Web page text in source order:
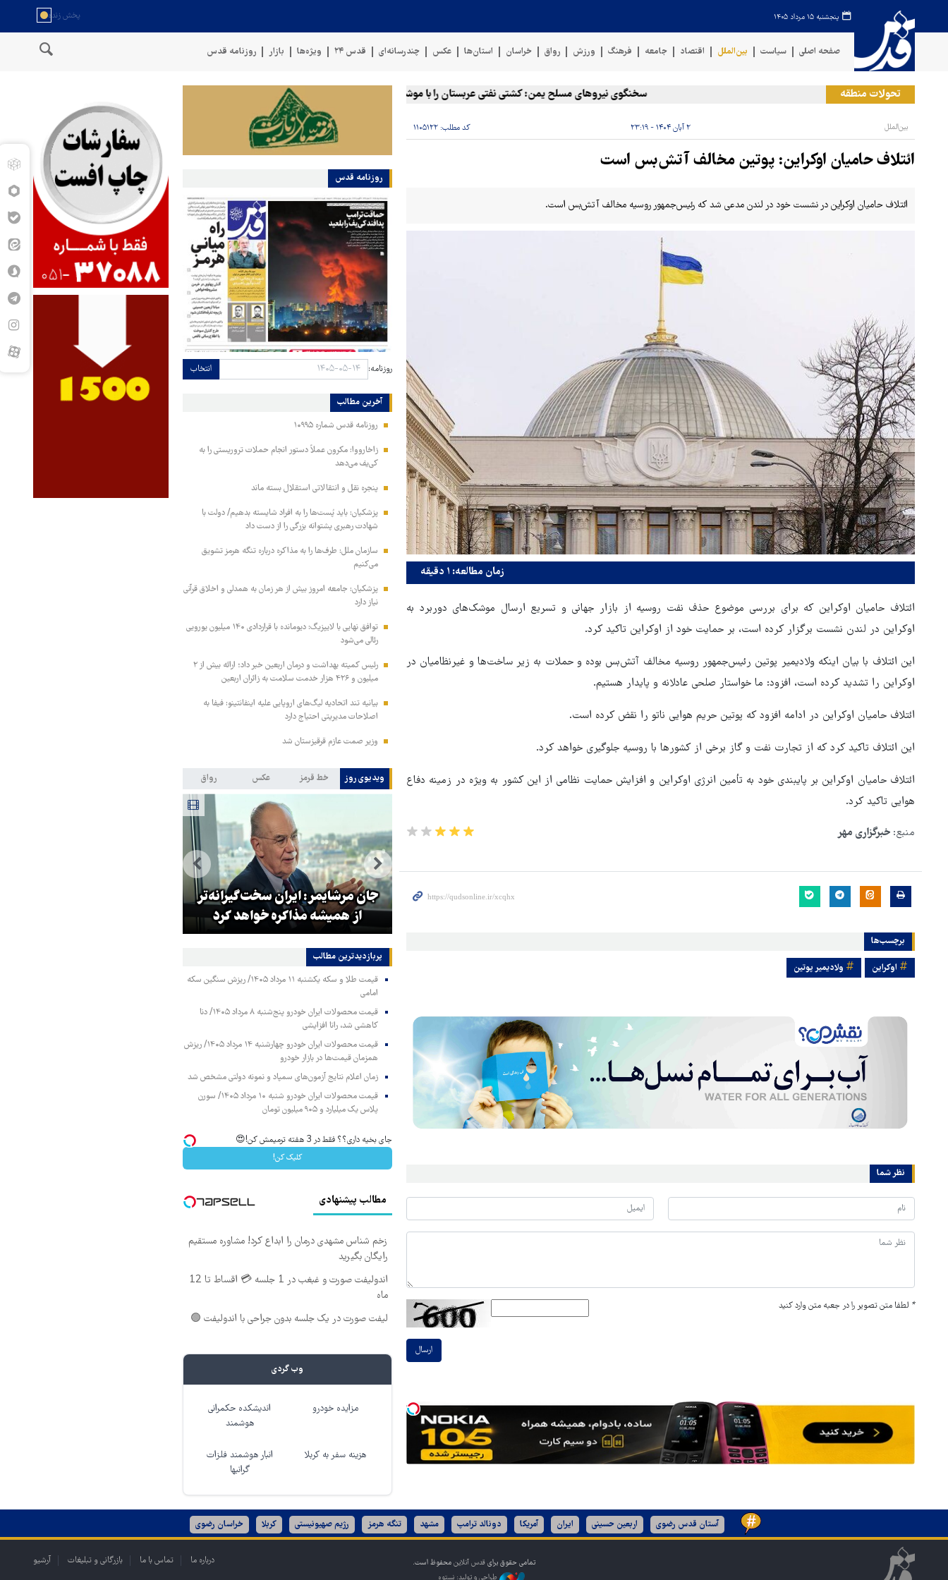
پنجشنبه ۱۵ مرداد ۱۴۰۵
صفحه اصلی سیاست بین‌الملل اقتصاد جامعه فرهنگ ورزش رواق خراسان استان‌ها عکس چندرسانه‌ای قدس ۲۴ ویژه‌ها بازار روزنامه قدس
تحولات منطقه سخنگوی نیروهای مسلح یمن: کشتی نفتی عربستان را با موشک بالستیک هدف قرار دادیم
بین‌الملل ۲ آبان ۱۴۰۴ - ۲۳:۱۹ کد مطلب: ۱۱۰۵۱۲۲
ائتلاف حامیان اوکراین: پوتین مخالف آتش‎‌بس است
ائتلاف حامیان اوکراین در نشست خود در لندن مدعی شد که رئیس‌جمهور روسیه مخالف آتش‌بس است.
زمان مطالعه: ۱ دقیقه
ائتلاف حامیان اوکراین که برای بررسی موضوع حذف نفت روسیه از بازار جهانی و تسریع ارسال موشک‌های دوربرد به
اوکراین در لندن نشست برگزار کرده است، بر حمایت خود از اوکراین تاکید کرد.
این ائتلاف با بیان اینکه ولادیمیر پوتین رئیس‌جمهور روسیه مخالف آتش‌بس بوده و حملات به زیر ساخت‌ها و غیرنظامیان در
اوکراین را تشدید کرده است، افزود: ما خواستار صلحی عادلانه و پایدار هستیم.
ائتلاف حامیان اوکراین در ادامه افزود که پوتین حریم هوایی ناتو را نقض کرده است.
این ائتلاف تاکید کرد که از تجارت نفت و گاز برخی از کشورها با روسیه جلوگیری خواهد کرد.
ائتلاف حامیان اوکراین بر پایبندی خود به تأمین انرژی اوکراین و افزایش حمایت نظامی از این کشور به ویژه در زمینه دفاع
هوایی تاکید کرد.
منبع: خبرگزاری مهر
برچسب‌ها
اوکراین ولادیمیر پوتین
نظر شما
* لطفا متن تصویر را در جعبه متن وارد کنید
ارسال
روزنامه قدس
روزنامه: انتخاب
آخرین مطالب
روزنامه قدس شماره ۱۰۹۹۵
زاخارووا: مکرون عملاً دستور انجام حملات تروریستی را به
کی‌یف می‌دهد
پنجره‌ نقل و انتقالاتی استقلال بسته ماند
پزشکیان: باید پُست‌ها را به افراد شایسته بدهیم/ دولت با
شهادت رهبری پشتوانه بزرگی را از دست داد
سازمان ملل: طرف‌ها را به مذاکره درباره تنگه هرمز تشویق
می‌کنیم
پزشکیان: جامعه امروز بیش از هر زمان به همدلی و اخلاق قرآنی
نیاز دارد
توافق نهایی با لایپزیگ: دیومانده با قراردادی ۱۴۰ میلیون یورویی
رئالی می‌شود
رئیس کمیته بهداشت و درمان اربعین خبر داد؛ ارائه بیش از ۲
میلیون و ۴۲۶ هزار خدمت سلامت به زائران اربعین
بیانیه تند اتحادیه لیگ‌های اروپایی علیه اینفانتینو: فیفا به
اصلاحات مدیریتی احتیاج دارد
وزیر صمت عازم قرقیزستان شد
ویدیوی روز خط قرمز عکس رواق
تولیت آستان قدس رضوی: افتخار
ما به نوکری و خضوع هرچه بیشتر
جان مرشایمر: ایران سخت‌گیرانه‌تر
از همیشه مذاکره خواهد کرد
پربازدیدترین‌ مطالب
قیمت طلا و سکه یکشنبه ۱۱ مرداد ۱۴۰۵/ ریزش سنگین سکه
امامی
قیمت محصولات ایران خودرو پنج‌شنبه ۸ مرداد ۱۴۰۵/ دنا
کاهشی شد، رانا افزایشی
قیمت محصولات ایران خودرو چهارشنبه ۱۴ مرداد ۱۴۰۵/ ریزش
همزمان قیمت‌ها در بازار خودرو
زمان اعلام نتایج آزمون‌های سمپاد و نمونه دولتی مشخص شد
قیمت محصولات ایران خودرو شنبه ۱۰ مرداد ۱۴۰۵/ سورن
پلاس یک میلیارد و ۹۰۵ میلیون تومان
جای بخیه داری؟؟ فقط در 3 هفته ترمیمش کن!😍
کلیک کن!
مطالب پیشنهادی
زخم شناس مشهدی درمان را ابداع کرد! مشاوره مستقیم
رایگان بگیرید
اندولیفت صورت و غبغب در 1 جلسه 💳 اقساط تا 12
ماه
لیفت صورت در یک جلسه بدون جراحی با اندولیفت 🟢
وب گردی
مزایده خودرو
اندیشکده حکمرانی
هوشمند
هزینه سفر به کربلا
انبار هوشمند فلزات
گرانبها
آستان قدس رضوی اربعین حسینی ایران آمریکا دونالد ترامپ مشهد تنگه هرمز رژیم صهیونیستی کربلا خراسان رضوی
تمامی حقوق برای قدس آنلاین محفوظ است.
طراحی و تولید: نستوه
درباره ما تماس با ما بازرگانی و تبلیغات آرشیو